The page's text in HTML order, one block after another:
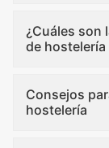
¿Cuáles son
de hostelería
Consejos
hostelería